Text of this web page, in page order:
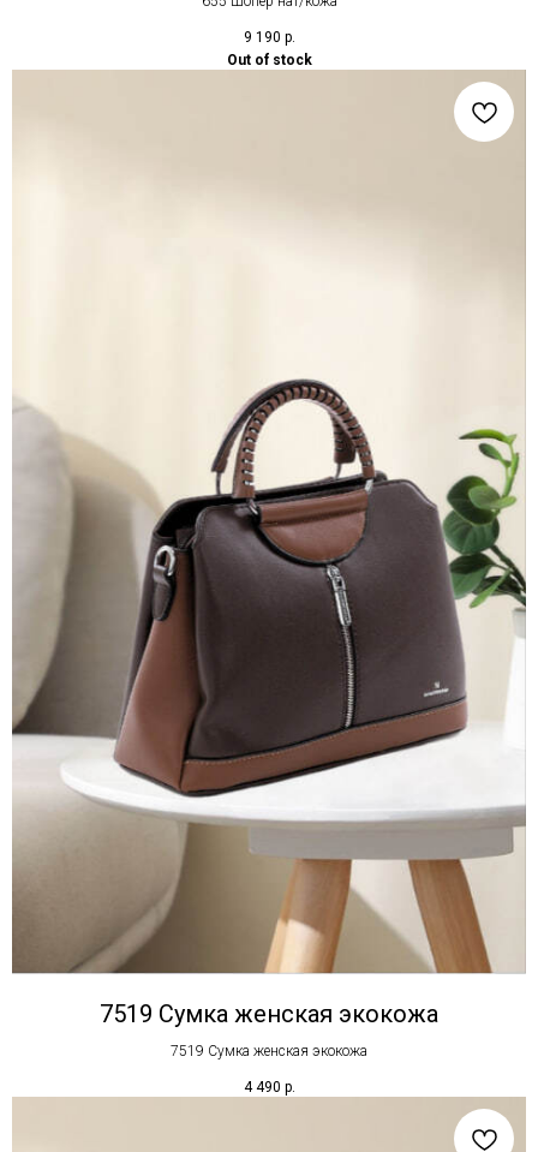
9 190 р.
Out of stock
7519 Сумка женская экокожа
7519 Сумка женская экокожа
4 490 р.